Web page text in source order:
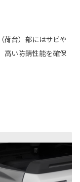
荷台）部にはサビや
高い防錆性能を確保